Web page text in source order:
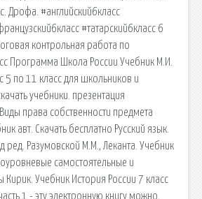
Дрофа. #английский6класс
#татарский6класс 6
контрольная работа по
Программа Школа России Учебник М.И.
5 по 11 класс для школьников и
учебники. презентация
права собственности предмета
авт. Скачать бесплатно Русский язык.
ред. Разумовской М.М., Леканта. Учебник
самостоятельные и
Учебник История России 7 класс
1 - эту электронную книгу можно.